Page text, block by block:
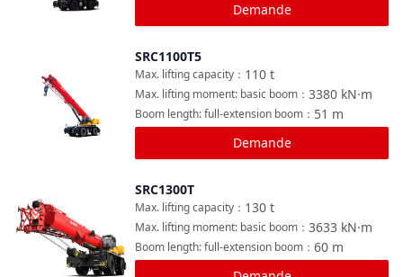
Demande
SRC1100T5
110 t
Max. lifting capacity ：
3380 kN·m
Max. lifting moment: basic boom ：
51 m
Boom length: full-extension boom ：
Demande
SRC1300T
130 t
Max. lifting capacity ：
3633 kN·m
Max. lifting moment: basic boom ：
60 m
Boom length: full-extension boom ：